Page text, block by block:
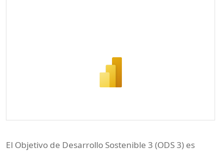
El Objetivo de Desarrollo Sostenible 3 (ODS 3) es